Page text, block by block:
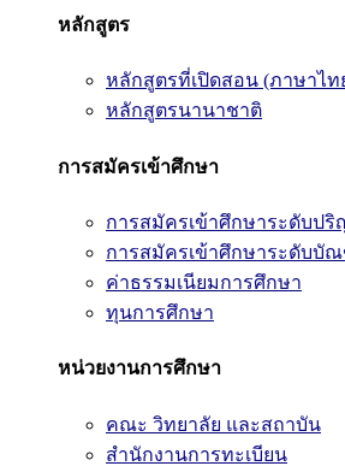
หลักสูตร
หลักสูตรที่เปิดสอน (ภาษาไท
หลักสูตรนานาชาติ
การสมัครเข้าศึกษา
การสมัครเข้าศึกษาระดับป
การสมัครเข้าศึกษาระดับบั
ค่าธรรมเนียมการศึกษา
ทุนการศึกษา
หน่วยงานการศึกษา
คณะ วิทยาลัย และสถาบัน
สำนักงานการทะเบียน